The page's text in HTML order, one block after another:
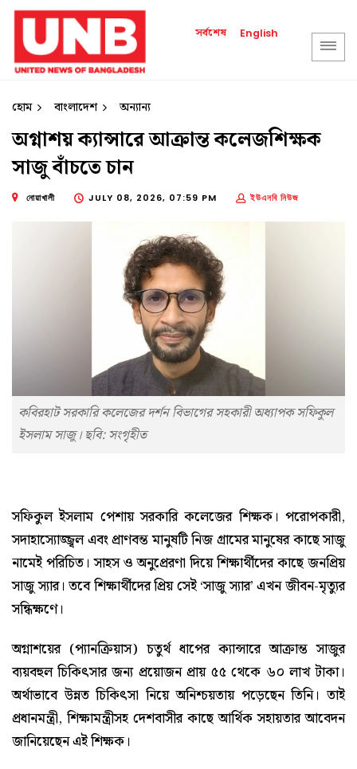
সর্বশেষ English
হোম বাংলাদেশ অন্যান্য
অগ্নাশয় ক্যান্সারে আক্রান্ত কলেজশিক্ষক
সাজু বাঁচতে চান
নোয়াখালী JULY 08, 2026, 07:59 PM ইউএনবি নিউজ
কবিরহাট সরকারি কলেজের দর্শন বিভাগের সহকারী অধ্যাপক সফিকুল
ইসলাম সাজু। ছবি: সংগৃহীত
সফিকুল ইসলাম পেশায় সরকারি কলেজের শিক্ষক। পরোপকারী,
সদাহাস্যোজ্জ্বল এবং প্রাণবন্ত মানুষটি নিজ গ্রামের মানুষের কাছে সাজু
নামেই পরিচিত। সাহস ও অনুপ্রেরণা দিয়ে শিক্ষার্থীদের কাছে জনপ্রিয়
সাজু স‌্যার। তবে শিক্ষার্থীদের প্রিয় সেই ‘সাজু স্যার’ এখন জীবন-মৃত্যুর
সন্ধিক্ষণে।
অগ্নাশয়ের (প্যানক্রিয়াস) চতুর্থ ধাপের ক্যান্সারে আক্রান্ত সাজুর
ব্যয়বহুল চিকিৎসার জন্য প্রয়োজন প্রায় ৫৫ থেকে ৬০ লাখ টাকা।
অর্থাভাবে উন্নত চিকিৎসা নিয়ে অনিশ্চয়তায় পড়েছেন তিনি। তাই
প্রধানমন্ত্রী, শিক্ষামন্ত্রীসহ দেশবাসীর কাছে আর্থিক সহায়তার আবেদন
জানিয়েছেন এই শিক্ষক।